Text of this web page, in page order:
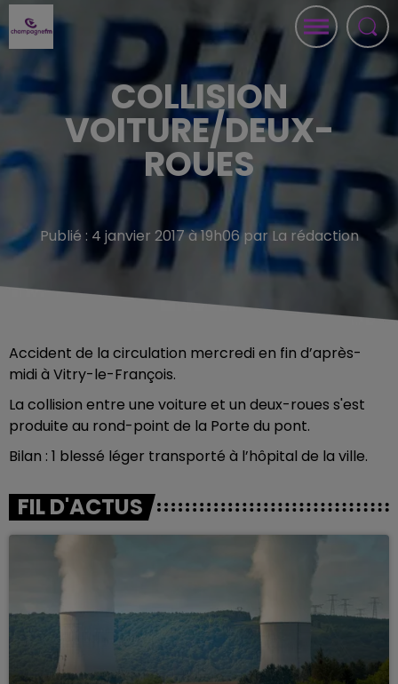
COLLISION
VOITURE/DEUX-
ROUES
Publié : 4 janvier 2017 à 19h06 par La rédaction
Accident de la circulation mercredi en fin d’après-
midi à Vitry-le-François.
La collision entre une voiture et un deux-roues s'est
produite au rond-point de la Porte du pont.
Bilan : 1 blessé léger transporté à l’hôpital de la ville.
FIL D'ACTUS